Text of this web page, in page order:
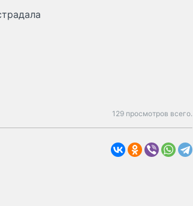
129 просмотров всего.